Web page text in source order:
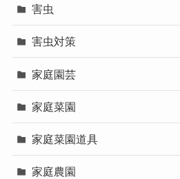
害虫
害虫対策
家庭園芸
家庭菜園
家庭菜園道具
家庭農園